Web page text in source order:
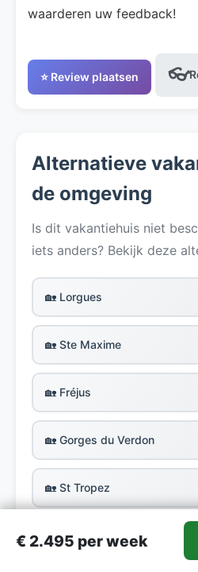
waarderen uw feedback!
⭐ Review plaatsen 👓
Alternatieve
de omgeving
Is dit vakantiehuis niet
iets anders? Bekijk deze
🏡 Lorgues
🏡 Ste Maxime
🏡 Fréjus
🏡 Gorges du Verdon
🏡 St Tropez
🏡 Var
2.495-€2.495/week
€ 2.495 per week